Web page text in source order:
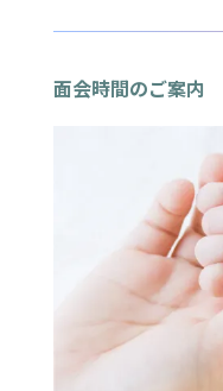
面会時間のご案内